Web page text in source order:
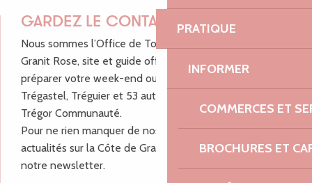
PRATIQUE
INFORMER
COMMERCES ET
BROCHURES ET
GARDEZ LE CONTACT !
Nous sommes l’Office de Tourisme Bretagne - Côte de
Granit Rose, site et guide officiel pour vous aider à
préparer votre week-end ou vos vacances à Lannion,
Trégastel, Tréguier et 53 autres communes de Lannion-
Trégor Communauté.
Pour ne rien manquer de nos bons plans et nos
actualités sur la Côte de Granit Rose, inscrivez-vous à
notre newsletter.